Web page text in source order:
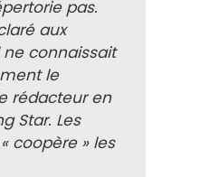
pas.
aux
ne connaissait
le
rédacteur en
Star. Les
coopère » les